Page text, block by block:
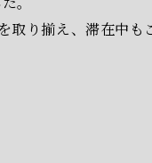
取り揃え、滞在中